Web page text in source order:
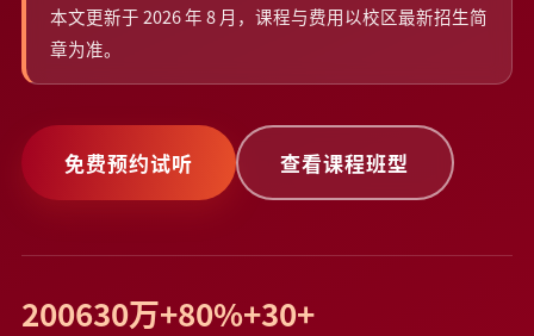
本文更新于 2026 年 8 月，课程与费用以校区最新招生简
章为准。
免费预约试听 查看课程班型
200630万+80%+30+